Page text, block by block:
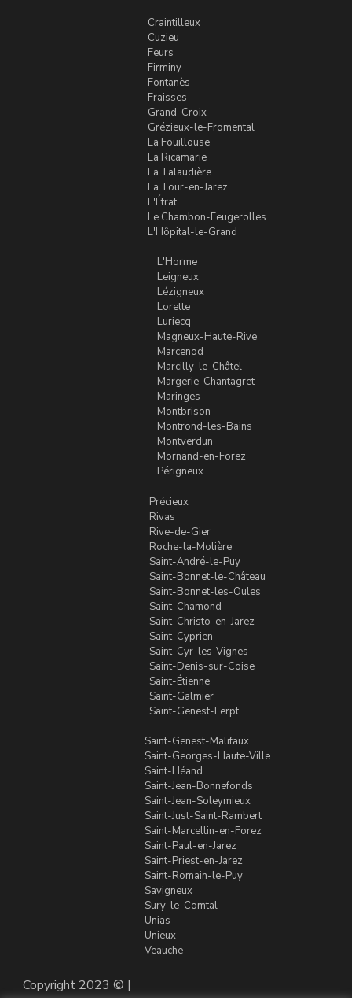
Craintilleux
Cuzieu
Feurs
Firminy
Fontanès
Fraisses
Grand-Croix
Grézieux-le-Fromental
La Fouillouse
La Ricamarie
La Talaudière
La Tour-en-Jarez
L'Étrat
Le Chambon-Feugerolles
L'Hôpital-le-Grand
L'Horme
Leigneux
Lézigneux
Lorette
Luriecq
Magneux-Haute-Rive
Marcenod
Marcilly-le-Châtel
Margerie-Chantagret
Maringes
Montbrison
Montrond-les-Bains
Montverdun
Mornand-en-Forez
Périgneux
Précieux
Rivas
Rive-de-Gier
Roche-la-Molière
Saint-André-le-Puy
Saint-Bonnet-le-Château
Saint-Bonnet-les-Oules
Saint-Chamond
Saint-Christo-en-Jarez
Saint-Cyprien
Saint-Cyr-les-Vignes
Saint-Denis-sur-Coise
Saint-Étienne
Saint-Galmier
Saint-Genest-Lerpt
Saint-Genest-Malifaux
Saint-Georges-Haute-Ville
Saint-Héand
Saint-Jean-Bonnefonds
Saint-Jean-Soleymieux
Saint-Just-Saint-Rambert
Saint-Marcellin-en-Forez
Saint-Paul-en-Jarez
Saint-Priest-en-Jarez
Saint-Romain-le-Puy
Savigneux
Sury-le-Comtal
Unias
Unieux
Veauche
Copyright 2023 © |